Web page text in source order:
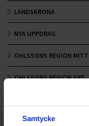
Samtycke
LANDSKRONA
NYA UPPDRAG
OHLSSONS REGION MITT
OHLSSONS REGION SYD
OHLSSONSKOLLEGOR